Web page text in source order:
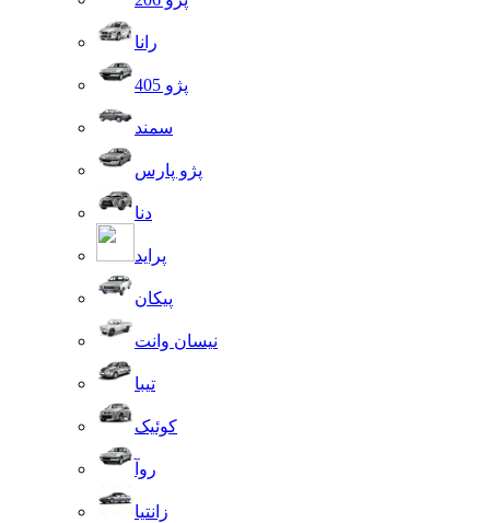
رانا
پژو 405
سمند
پژو پارس
دنا
پراید
پیکان
نیسان وانت
تیبا
کوئیک
روآ
زانتیا